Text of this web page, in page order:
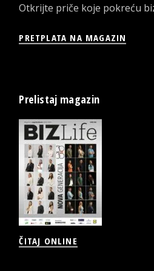
Otkrijte priče koje pokreću
PRETPLATA NA MAGAZIN
Prelistaj magazin
ČITAJ ONLINE